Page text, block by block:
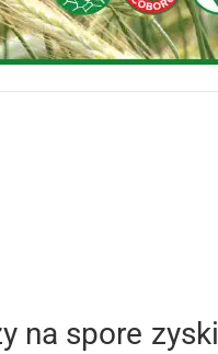
na spore zyski